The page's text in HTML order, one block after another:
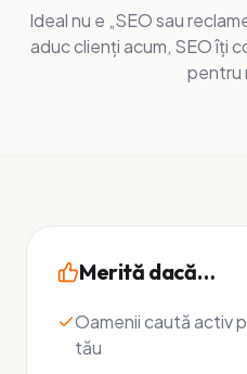
Ideal nu e „SEO sau
aduc clienți acum, SEO îți
pentru
Merită dacă…
Oamenii caută activ
tău